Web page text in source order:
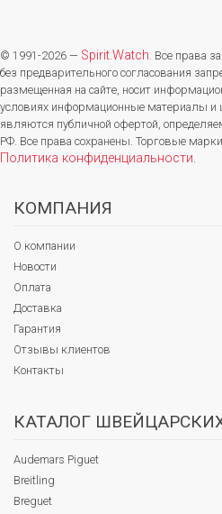
© 1991-2026 — Spirit.Watch. Все права
без предварительного согласования
размещенная на сайте, носит
условиях информационные материалы и
являются публичной офертой,
РФ. Все права сохранены. Торговые
Политика конфиденциальности.
КОМПАНИЯ
О компании
Новости
Оплата
Доставка
Гарантия
Отзывы клиентов
Контакты
КАТАЛОГ
Audemars Piguet
Breitling
Breguet